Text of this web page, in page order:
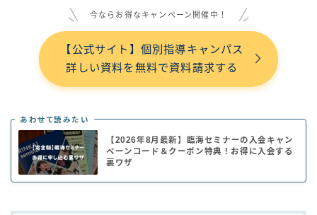
今ならお得なキャンペーン開催中！
【公式サイト】個別指導キャンパス
詳しい資料を無料で資料請求する
あわせて読みたい
【2026年8月最新】臨海セミナーの入会キャン
ペーンコード＆クーポン特典！お得に入会する
裏ワザ